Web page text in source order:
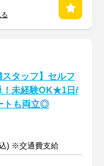
スタッフ】セルフ
！未経験OK★1日/
トも両立◎
) ※交通費支給